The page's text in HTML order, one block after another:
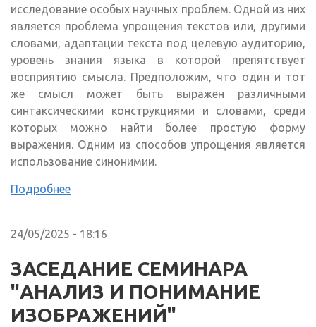
исследование особых научных проблем. Одной из них
является проблема упрощения текстов или, другими
словами, адаптации текста под целевую аудиторию,
уровень знания языка в которой препятствует
восприятию смысла. Предположим, что один и тот
же смысл может быть выражен различными
синтаксическими конструкциями и словами, среди
которых можно найти более простую форму
выражения. Одним из способов упрощения является
использование синонимии.
Подробнее
24/05/2025 - 18:16
ЗАСЕДАНИЕ СЕМИНАРА
"АНАЛИЗ И ПОНИМАНИЕ
ИЗОБРАЖЕНИЙ"